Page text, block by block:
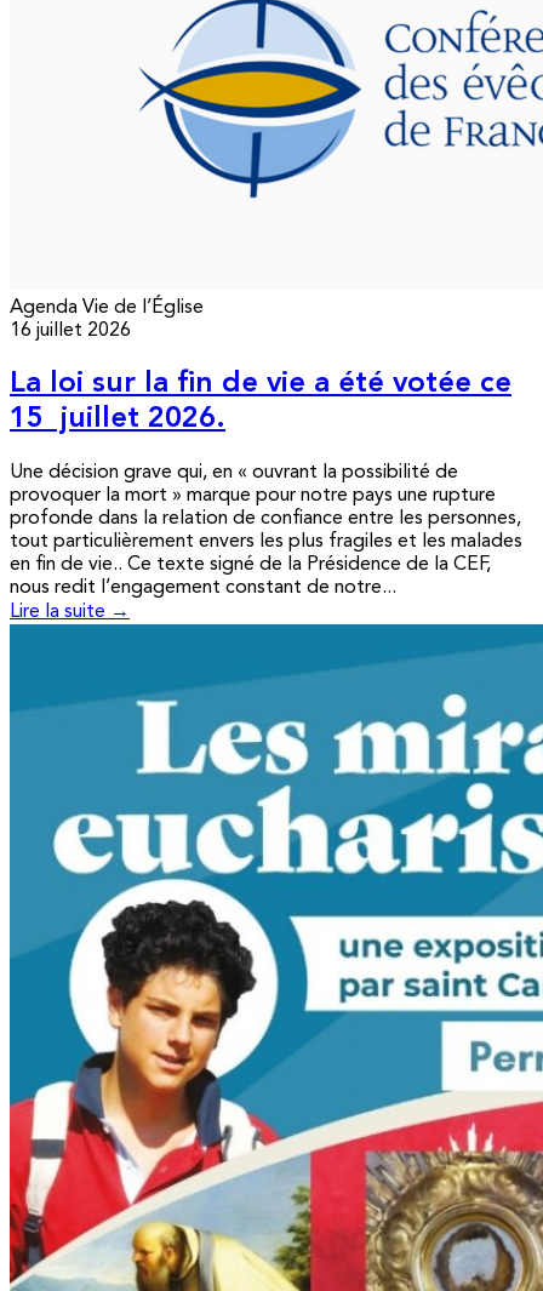
Agenda Vie de l’Église
16 juillet 2026
La loi sur la fin de vie a été votée ce
15 juillet 2026.
Une décision grave qui, en « ouvrant la possibilité de
provoquer la mort » marque pour notre pays une rupture
profonde dans la relation de confiance entre les personnes,
tout particulièrement envers les plus fragiles et les malades
en fin de vie.. Ce texte signé de la Présidence de la CEF,
nous redit l’engagement constant de notre...
Lire la suite →